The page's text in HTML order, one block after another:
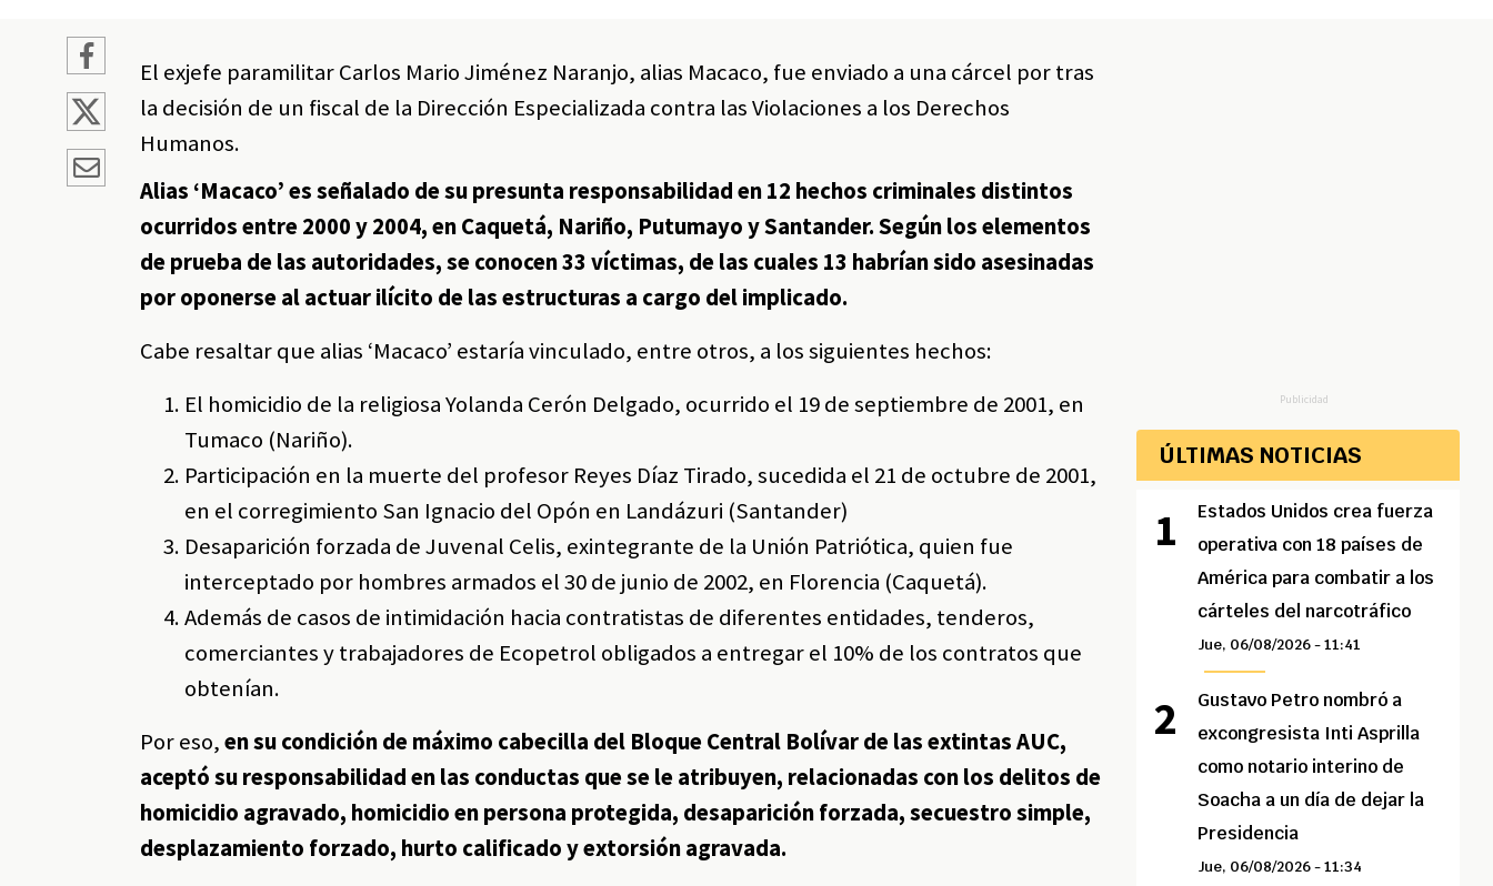
El exjefe paramilitar Carlos Mario Jiménez Naranjo, alias Macaco, fue enviado a una cárcel por tras
la decisión de un fiscal de la Dirección Especializada contra las Violaciones a los Derechos
Humanos.
Alias ‘Macaco’ es señalado de su presunta responsabilidad en 12 hechos criminales distintos
ocurridos entre 2000 y 2004, en Caquetá, Nariño, Putumayo y Santander. Según los elementos
de prueba de las autoridades, se conocen 33 víctimas, de las cuales 13 habrían sido asesinadas
por oponerse al actuar ilícito de las estructuras a cargo del implicado.
Cabe resaltar que alias ‘Macaco’ estaría vinculado, entre otros, a los siguientes hechos:
El homicidio de la religiosa Yolanda Cerón Delgado, ocurrido el 19 de septiembre de 2001, en
Tumaco (Nariño).
Participación en la muerte del profesor Reyes Díaz Tirado, sucedida el 21 de octubre de 2001,
en el corregimiento San Ignacio del Opón en Landázuri (Santander)
Desaparición forzada de Juvenal Celis, exintegrante de la Unión Patriótica, quien fue
interceptado por hombres armados el 30 de junio de 2002, en Florencia (Caquetá).
Además de casos de intimidación hacia contratistas de diferentes entidades, tenderos,
comerciantes y trabajadores de Ecopetrol obligados a entregar el 10% de los contratos que
obtenían.
Por eso,en su condición de máximo cabecilla del Bloque Central Bolívar de las extintas AUC,
aceptó su responsabilidad en las conductas que se le atribuyen, relacionadas con los delitos de
homicidio agravado, homicidio en persona protegida, desaparición forzada, secuestro simple,
desplazamiento forzado, hurto calificado y extorsión agravada.
Publicidad
ÚLTIMAS NOTICIAS
Estados Unidos crea fuerza
operativa con 18 países de
América para combatir a los
cárteles del narcotráfico
Jue, 06/08/2026 - 11:41
Gustavo Petro nombró a
excongresista Inti Asprilla
como notario interino de
Soacha a un día de dejar la
Presidencia
Jue, 06/08/2026 - 11:34